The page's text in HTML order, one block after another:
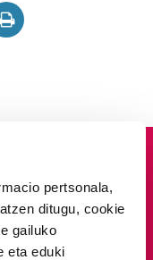
pertsonala,
ditugu, cookie
gailuko
eta eduki